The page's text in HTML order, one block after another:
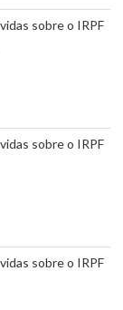
sobre o IRPF
sobre o IRPF
sobre o IRPF